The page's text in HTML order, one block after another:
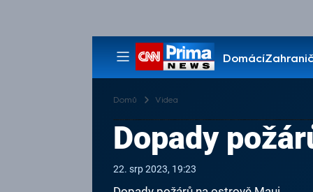
Domácí
Pořady
Domů Videa
Dopady
22. srp 2023, 19:23